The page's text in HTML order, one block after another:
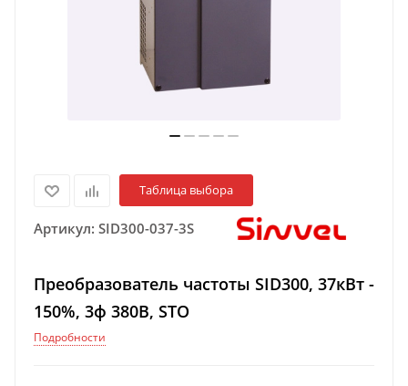
Таблица выбора
Артикул: SID300-037-3S
Преобразователь частоты SID300, 37кВт -
150%, 3ф 380В, STO
Подробности